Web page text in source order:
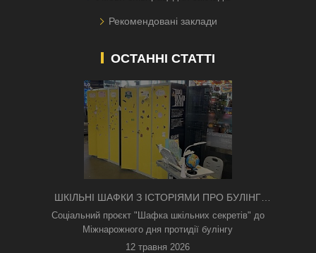
Рекомендовані заклади
ОСТАННІ СТАТТІ
ШКІЛЬНІ ШАФКИ З ІСТОРІЯМИ ПРО БУЛІНГ
З'ЯВИЛИСЯ В КИЄВІ
Соціальний проєкт "Шафка шкільних секретів" до
Міжнарожного дня протидії булінгу
12 травня 2026